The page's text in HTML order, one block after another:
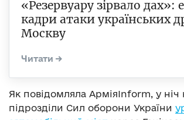
«Резервуару зірвало дах»:
кадри атаки українських
Москву
Як повідомляла АрміяInform, у ніч
підрозділи Сил оборони України